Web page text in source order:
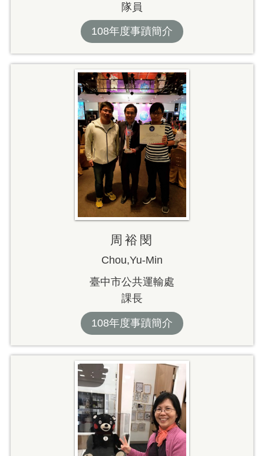
隊員
108年度事蹟簡介
周裕閔
Chou,Yu-Min
臺中市公共運輸處
課長
108年度事蹟簡介